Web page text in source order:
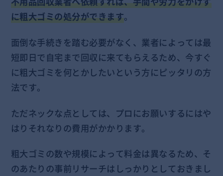
に粗大ゴミの処分ができます。
面倒な手続きを踏む必要がなく、業者によっては最
短即日で自宅まで回収に来てもらえるため、今すぐ
に粗大ゴミを何とかしたいという方にピッタリの方
法です。
ただネックな点としては、プロにお願いするにはや
はりそれなりの費用がかかります。
粗大ゴミの数や規模によって料金は異なるため、そ
のあたりの事前リサーチはしっかりとしておきまし